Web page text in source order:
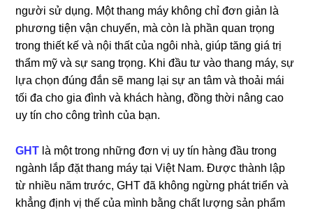
người sử dụng. Một thang máy không chỉ đơn giản là
phương tiện vận chuyển, mà còn là phần quan trọng
trong thiết kế và nội thất của ngôi nhà, giúp tăng giá trị
thẩm mỹ và sự sang trọng. Khi đầu tư vào thang máy, sự
lựa chọn đúng đắn sẽ mang lại sự an tâm và thoải mái
tối đa cho gia đình và khách hàng, đồng thời nâng cao
uy tín cho công trình của bạn.
GHT là một trong những đơn vị uy tín hàng đầu trong
ngành lắp đặt thang máy tại Việt Nam. Được thành lập
từ nhiều năm trước, GHT đã không ngừng phát triển và
khẳng định vị thế của mình bằng chất lượng sản phẩm